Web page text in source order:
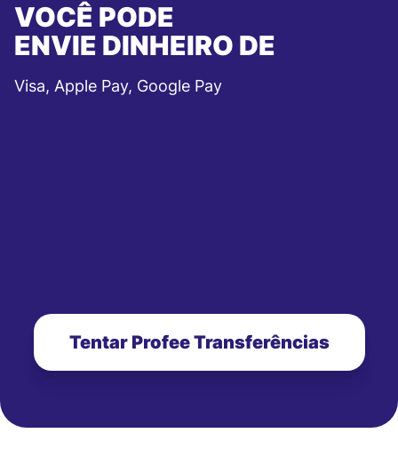
VOCÊ PODE
ENVIE DINHEIRO DE
Visa, Apple Pay, Google Pay
Tentar Profee Transferências